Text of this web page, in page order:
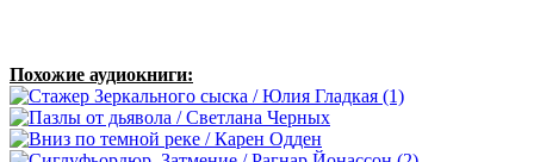
Похожие аудиокниги: